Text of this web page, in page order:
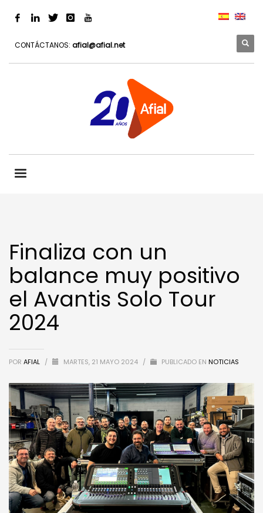
CONTÁCTANOS: afial@afial.net
Finaliza con un
balance muy positivo
el Avantis Solo Tour
2024
POR AFIAL / MARTES, 21 MAYO 2024 / PUBLICADO EN NOTICIAS